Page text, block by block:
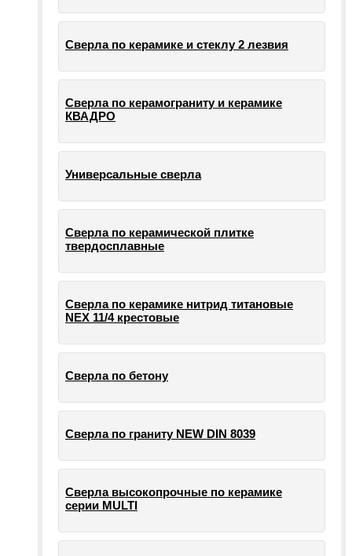
Сверла по керамике и стеклу 2 лезвия
Сверла по керамограниту и керамике
КВАДРО
Универсальные сверла
Сверла по керамической плитке
твердосплавные
Сверла по керамике нитрид титановые
NEX 11/4 крестовые
Сверла по бетону
Сверла по граниту NEW DIN 8039
Сверла высокопрочные по керамике
серии MULTI